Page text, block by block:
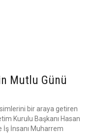
Mutlu Günü
bir araya getiren
Kurulu Başkanı Hasan
İş İnsanı Muharrem